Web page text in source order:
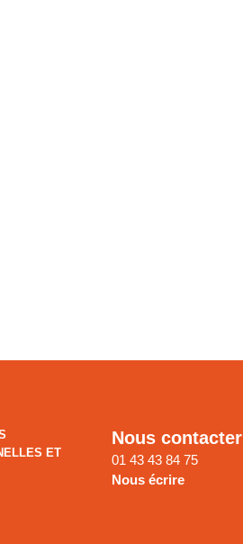
ET
Nous contacter
01 43 43 84 75
Nous écrire